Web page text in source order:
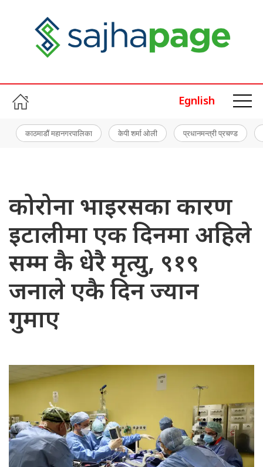
Egnlish
काठमाडौं महानगरपालिका केपी शर्मा ओली प्रधानमन्त्री प्रचण्ड
कोरोना भाइरसका कारण
इटालीमा एक दिनमा अहिले
सम्म कै धेरै मृत्यु, ९१९
जनाले एकै दिन ज्यान
गुमाए